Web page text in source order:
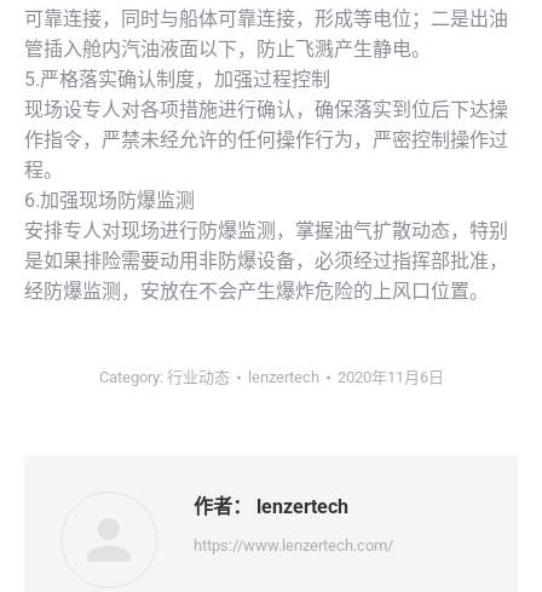
可靠连接，同时与船体可靠连接，形成等电位；二是出油
管插入舱内汽油液面以下，防止飞溅产生静电。
5.严格落实确认制度，加强过程控制
现场设专人对各项措施进行确认，确保落实到位后下达操
作指令，严禁未经允许的任何操作行为，严密控制操作过
程。
6.加强现场防爆监测
安排专人对现场进行防爆监测，掌握油气扩散动态，特别
是如果排险需要动用非防爆设备，必须经过指挥部批准，
经防爆监测，安放在不会产生爆炸危险的上风口位置。
Category: 行业动态 lenzertech 2020年11月6日
作者： lenzertech
https://www.lenzertech.com/